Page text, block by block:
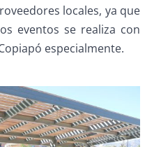
locales, ya que
eventos se realiza con
especialmente.